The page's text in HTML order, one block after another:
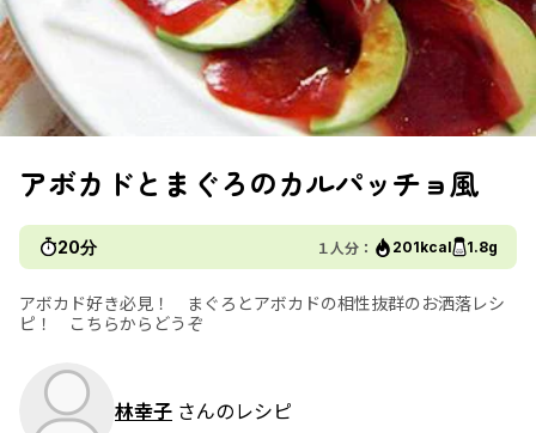
アボカドとまぐろのカルパッチョ風
20分 １人分： 201kcal 1.8g
アボカド好き必見！ まぐろとアボカドの相性抜群のお洒落レシ
ピ！ こちらからどうぞ
林幸子 さんのレシピ